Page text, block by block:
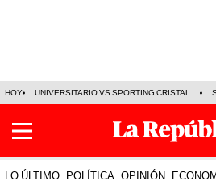
HOY UNIVERSITARIO VS SPORTING CRISTAL
LO ÚLTIMO POLÍTICA OPINIÓN